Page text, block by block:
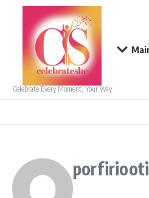
Skip to content
Celebrate Every Moment, Your Way